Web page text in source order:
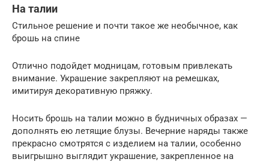
На талии
Стильное решение и почти такое же необычное, как
брошь на спине
Отлично подойдет модницам, готовым привлекать
внимание. Украшение закрепляют на ремешках,
имитируя декоративную пряжку.
Носить брошь на талии можно в будничных образах —
дополнять ею летящие блузы. Вечерние наряды также
прекрасно смотрятся с изделием на талии, особенно
выигрышно выглядит украшение, закрепленное на